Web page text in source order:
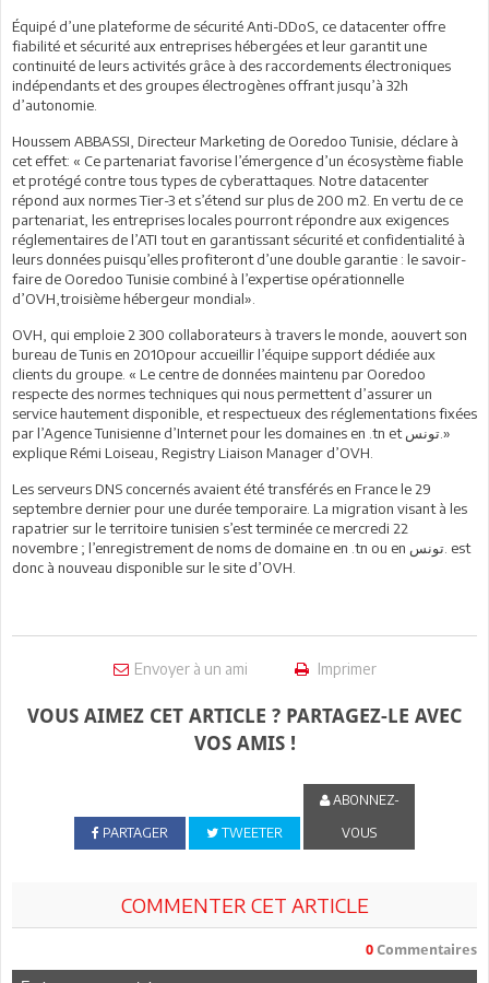
Équipé d’une plateforme de sécurité Anti-DDoS, ce datacenter offre
fiabilité et sécurité aux entreprises hébergées et leur garantit une
continuité de leurs activités grâce à des raccordements électroniques
indépendants et des groupes électrogènes offrant jusqu’à 32h
d’autonomie.
Houssem ABBASSI, Directeur Marketing de Ooredoo Tunisie, déclare à
cet effet: « Ce partenariat favorise l’émergence d’un écosystème fiable
et protégé contre tous types de cyberattaques. Notre datacenter
répond aux normes Tier-3 et s’étend sur plus de 200 m2. En vertu de ce
partenariat, les entreprises locales pourront répondre aux exigences
réglementaires de l’ATI tout en garantissant sécurité et confidentialité à
leurs données puisqu’elles profiteront d’une double garantie : le savoir-
faire de Ooredoo Tunisie combiné à l’expertise opérationnelle
d’OVH,troisième hébergeur mondial».
OVH, qui emploie 2 300 collaborateurs à travers le monde, aouvert son
bureau de Tunis en 2010pour accueillir l’équipe support dédiée aux
clients du groupe. « Le centre de données maintenu par Ooredoo
respecte des normes techniques qui nous permettent d’assurer un
service hautement disponible, et respectueux des réglementations fixées
par l’Agence Tunisienne d’Internet pour les domaines en .tn et تونس.»
explique Rémi Loiseau, Registry Liaison Manager d’OVH.
Les serveurs DNS concernés avaient été transférés en France le 29
septembre dernier pour une durée temporaire. La migration visant à les
rapatrier sur le territoire tunisien s’est terminée ce mercredi 22
novembre ; l’enregistrement de noms de domaine en .tn ou en تونس. est
donc à nouveau disponible sur le site d’OVH.
Envoyer à un ami Imprimer
VOUS AIMEZ CET ARTICLE ? PARTAGEZ-LE AVEC
VOS AMIS !
PARTAGER TWEETER
ABONNEZ-
VOUS
COMMENTER CET ARTICLE
0 Commentaires